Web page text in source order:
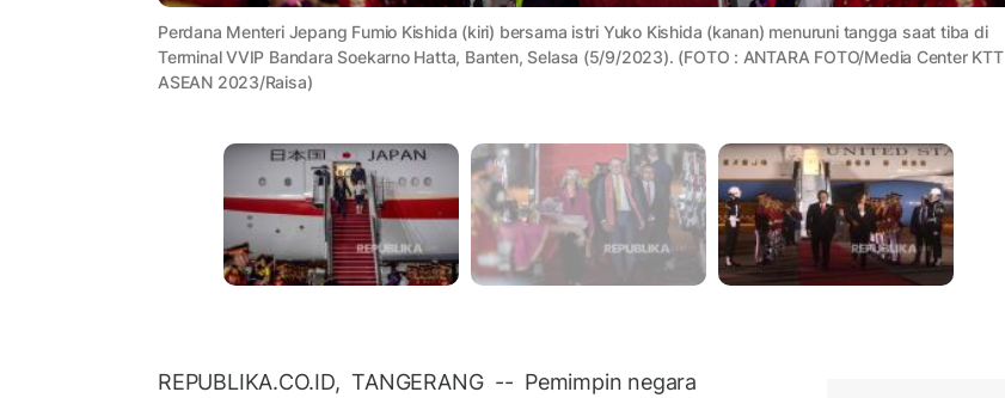
Perdana Menteri Jepang Fumio Kishida (kiri) bersama istri Yuko Kishida (kanan) menuruni tangga saat tiba di
Terminal VVIP Bandara Soekarno Hatta, Banten, Selasa (5/9/2023). (FOTO : ANTARA FOTO/Media Center KTT
ASEAN 2023/Raisa)
REPUBLIKA.CO.ID, TANGERANG -- Pemimpin negara